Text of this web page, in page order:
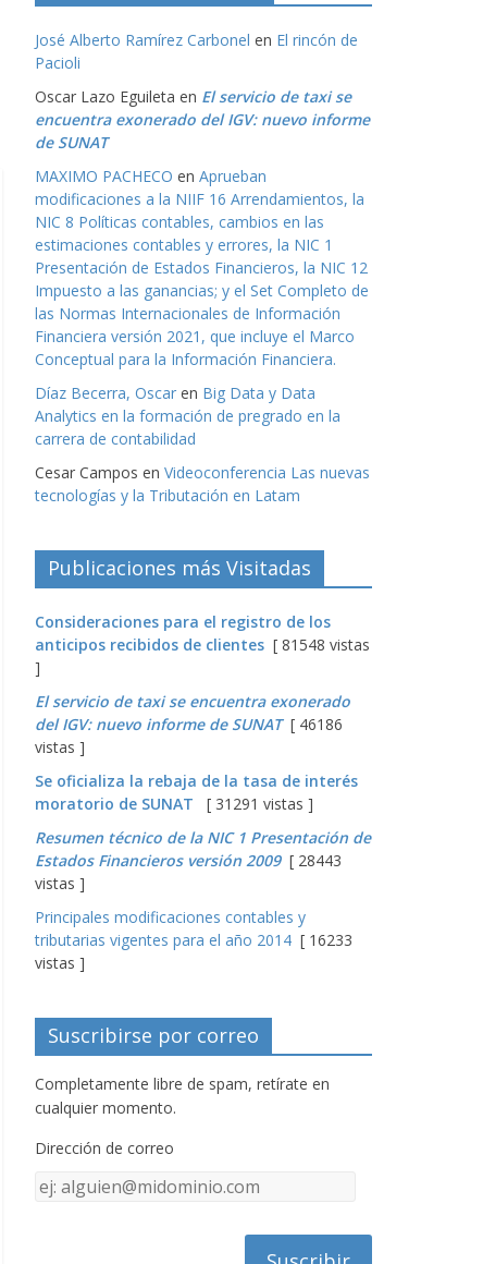
José Alberto Ramírez Carbonel en El rincón de
Pacioli
Oscar Lazo Eguileta en El servicio de taxi se
encuentra exonerado del IGV: nuevo informe
de SUNAT
MAXIMO PACHECO en Aprueban
modificaciones a la NIIF 16 Arrendamientos, la
NIC 8 Políticas contables, cambios en las
estimaciones contables y errores, la NIC 1
Presentación de Estados Financieros, la NIC 12
Impuesto a las ganancias; y el Set Completo de
las Normas Internacionales de Información
Financiera versión 2021, que incluye el Marco
Conceptual para la Información Financiera.
Díaz Becerra, Oscar en Big Data y Data
Analytics en la formación de pregrado en la
carrera de contabilidad
Cesar Campos en Videoconferencia Las nuevas
tecnologías y la Tributación en Latam
Publicaciones más Visitadas
Consideraciones para el registro de los
anticipos recibidos de clientes [ 81548 vistas
]
El servicio de taxi se encuentra exonerado
del IGV: nuevo informe de SUNAT[ 46186
vistas ]
Se oficializa la rebaja de la tasa de interés
moratorio de SUNAT
[ 31291 vistas ]
Resumen técnico de la NIC 1 Presentación de
Estados Financieros versión 2009[ 28443
vistas ]
Principales modificaciones contables y
tributarias vigentes para el año 2014 [ 16233
vistas ]
Suscribirse por correo
Completamente libre de spam, retírate en
cualquier momento.
Dirección de correo
Dirección